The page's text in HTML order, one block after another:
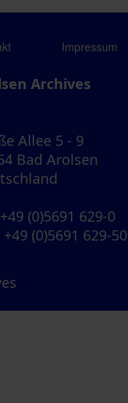
Impressum
Archives
Allee 5 - 9
Bad Arolsen
(0)5691 629-0
+49 (0)5691 629-